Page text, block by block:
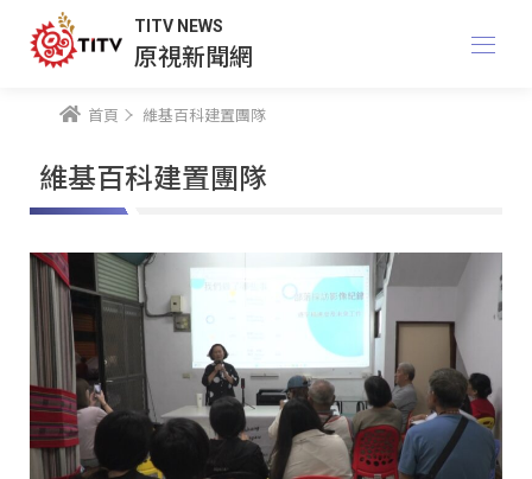
TITV NEWS
原視新聞網
首頁 維基百科建置團隊
維基百科建置團隊